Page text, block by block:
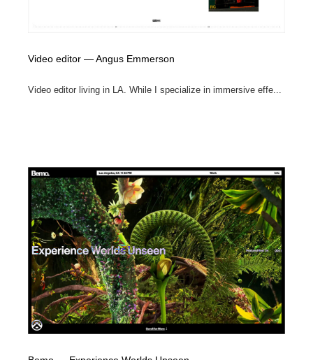
Video editor — Angus Emmerson
Video editor living in LA. While I specialize in immersive effe...